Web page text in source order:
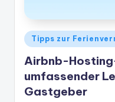
Veröffentlicht
in
Tipps zur
Airbnb-
umfassender
Gastgeber